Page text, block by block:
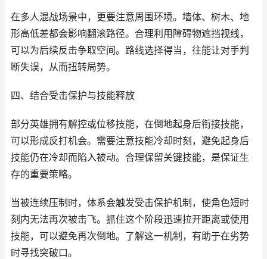
在多人混战场景中，更要注意周围环境。墙体、树木、地
形高低差都会影响翻滚路径。合理利用障碍物遮挡视线，
可以为后续反击争取空间。路线选择得当，往能让对手判
断失误，从而扭转局势。
四、结合受击保护与技能释放
部分英雄拥有解控或位移技能，在倒地起身后衔接技能，
可以形成反打机会。需要注意技能冷却时刻，避免起身后
技能仍在冷却而陷入被动。合理保留关键技能，是保证生
存的重要策略。
当被连续压制时，体系会触发受击保护机制，使角色短时
刻内无法再次被击飞。抓住这个阶段迅速拉开距离或使用
技能，可以避免再次倒地。了解这一机制，有助于在劣势
时寻找突破口。